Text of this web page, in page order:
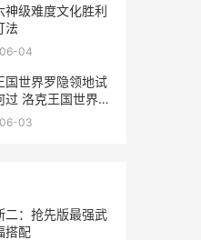
神级难度文化胜利
法
04
国世界罗隐领地试
过 洛克王国世界罗
试炼策略 洛克王国
03
二：抢先版最强武
搭配